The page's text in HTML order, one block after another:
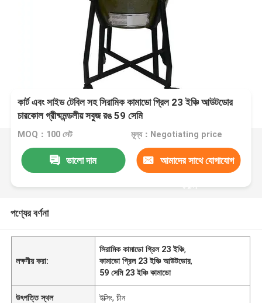
কার্ট এবং সাইড টেবিল সহ সিরামিক কামাডো গ্রিল 23 ইঞ্চি আউটডোর
চারকোল গ্রীষ্মমন্ডলীয় সবুজ রঙ 59 সেমি
MOQ：100 সেট মূল্য：Negotiating price
ভালো দাম আমাদের সাথে যোগাযোগ
করুন
পণ্যের বর্ণনা
লক্ষণীয় করা:
সিরামিক কামাডো গ্রিল 23 ইঞ্চি,
কামাডো গ্রিল 23 ইঞ্চি আউটডোর,
59 সেমি 23 ইঞ্চি কামাডো
উৎপত্তি স্থল ইক্সিং, চীন